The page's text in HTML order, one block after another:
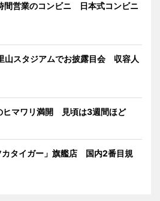
間営業のコンビニ 日本式コンビニ
山スタジアムでお披露目会 収容人
ヒマワリ満開 見頃は3週間ほど
カタイガー」旗艦店 国内2番目規